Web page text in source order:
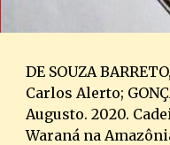
DE SOUZA
Carlos Alerto;
Augusto. 2020.
Waraná na